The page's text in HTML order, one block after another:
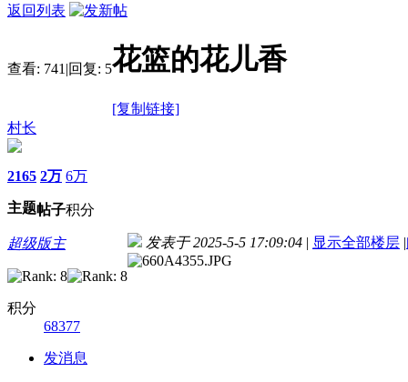
返回列表
查看: 741 |回复: 5花篮的花儿香
[复制链接]
村长
2165
主题
2万
帖子
6万
积分
超级版主
积分
68377
发消息
发表于 2025-5-5 17:09:04 | 显示全部楼层 |